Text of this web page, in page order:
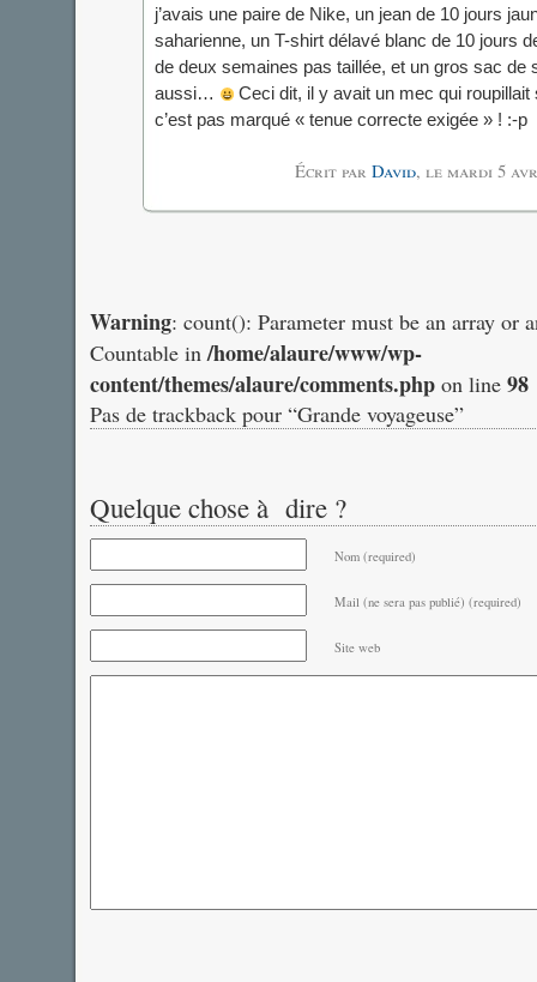
j’avais une paire de Nike, un jean de 10 jours
saharienne, un T-shirt délavé blanc de 10 jours
de deux semaines pas taillée, et un gros sac de
aussi…
Ceci dit, il y avait un mec qui
c’est pas marqué « tenue correcte exigée » ! :-p
Écrit par David, le mardi 5
Warning: count(): Parameter must be an array or
Countable in/home/alaure/www/wp-
content/themes/alaure/comments.php on line 98
Pas de trackback pour “Grande voyageuse”
Quelque chose à dire ?
Nom (required)
Mail (ne sera pas publié) (required)
Site web